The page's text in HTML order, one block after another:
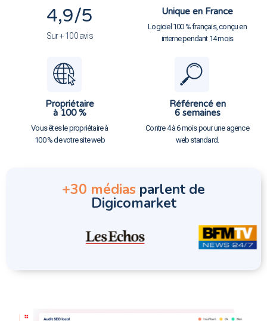
4,9/5
Sur + 100 avis
Unique en France
Logiciel 100 % français, conçu en
interne pendant 14 mois
Propriétaire
à 100 %
Vous êtes le propriétaire à
100 % de votre site web
Référencé en
6 semaines
Contre 4 à 6 mois pour une agence
web standard.
+30 médias parlent de
Digicomarket